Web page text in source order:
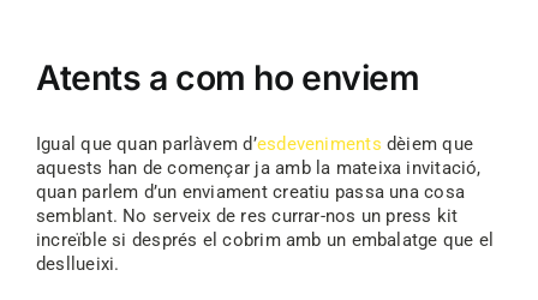
Atents a com ho enviem
Igual que quan parlàvem d’esdeveniments dèiem que
aquests han de començar ja amb la mateixa invitació,
quan parlem d’un enviament creatiu passa una cosa
semblant. No serveix de res currar-nos un press kit
increïble si després el cobrim amb un embalatge que el
desllueixi.